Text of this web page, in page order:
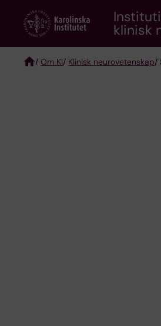
content
klinisk
/ Om KI/ Klinisk neurovetenskap/